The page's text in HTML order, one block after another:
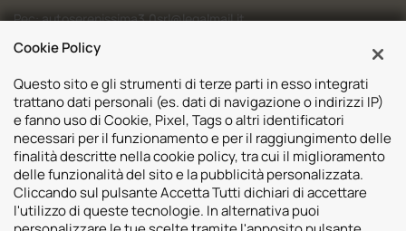
Pec:autoserenissima3.0srl@legalmail.it
Codice SDI: M5UXCR1
Sedi
Volvo Padova
Volvo Venezia
Usato Padova
Risorse
Valuta il tuo Usato
Cookie Policy
Questo sito e gli strumenti di terze parti in esso integrati
trattano dati personali (es. dati di navigazione o indirizzi IP)
e fanno uso di Cookie, Pixel, Tags o altri identificatori
necessari per il funzionamento e per il raggiungimento delle
finalità descritte nella cookie policy, tra cui il miglioramento
delle funzionalità del sito e la pubblicità personalizzata.
Cliccando sul pulsante Accetta Tutti dichiari di accettare
l'utilizzo di queste tecnologie. In alternativa puoi